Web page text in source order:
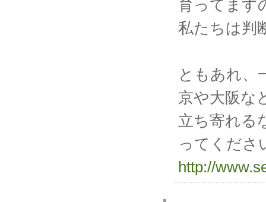
育ってます
私たちは判
ともあれ、
京や大阪な
立ち寄れる
ってくださ
http://